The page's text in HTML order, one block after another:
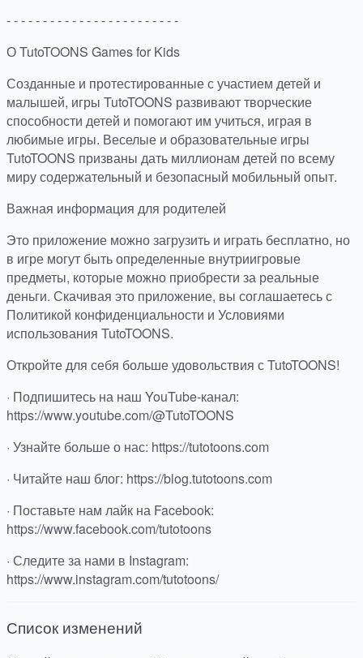
- - - - - - - - - - - - - - - - - - - - - - - -
О TutoTOONS Games for Kids
Созданные и протестированные с участием детей и
малышей, игры TutoTOONS развивают творческие
способности детей и помогают им учиться, играя в
любимые игры. Веселые и образовательные игры
TutoTOONS призваны дать миллионам детей по всему
миру содержательный и безопасный мобильный опыт.
Важная информация для родителей
Это приложение можно загрузить и играть бесплатно, но
в игре могут быть определенные внутриигровые
предметы, которые можно приобрести за реальные
деньги. Скачивая это приложение, вы соглашаетесь с
Политикой конфиденциальности и Условиями
использования TutoTOONS.
Откройте для себя больше удовольствия с TutoTOONS!
· Подпишитесь на наш YouTube-канал:
https://www.youtube.com/@TutoTOONS
· Узнайте больше о нас: https://tutotoons.com
· Читайте наш блог: https://blog.tutotoons.com
· Поставьте нам лайк на Facebook:
https://www.facebook.com/tutotoons
· Следите за нами в Instagram:
https://www.instagram.com/tutotoons/
Список изменений